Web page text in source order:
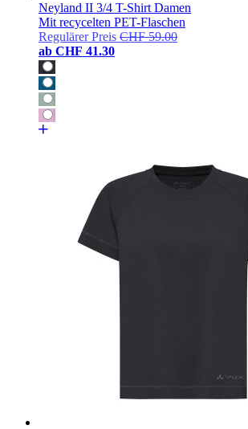
Neyland II 3/4 T-Shirt Damen
Mit recycelten PET-Flaschen
Regulärer Preis CHF 59.00
ab CHF 41.30